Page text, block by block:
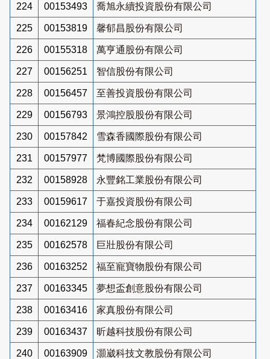
224 00153493 喬旭永續投資股份有限公司
225 00153819 馨郁昌股份有限公司
226 00155318 萬亨通股份有限公司
227 00156251 智信股份有限公司
228 00156457 至善投資股份有限公司
229 00156793 景鴻控股股份有限公司
230 00157842 雪森香國際股份有限公司
231 00157977 梵博國際股份有限公司
232 00158928 永豐銘工業股份有限公司
233 00159617 于嘉投資股份有限公司
234 00162129 福春紀念股份有限公司
235 00162578 巨壯股份有限公司
236 00163252 福至寵寶物股份有限公司
237 00163345 夢想盃創意股份有限公司
238 00163416 家真股份有限公司
239 00163437 昕越科技股份有限公司
240 00163909 灝崴科技文教股份有限公司